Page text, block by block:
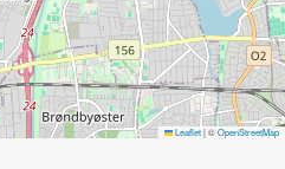
Leaflet|©OpenStreetMap